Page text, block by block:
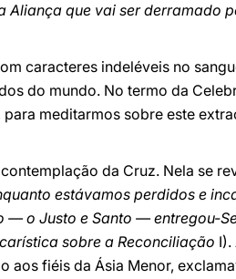
Aliança que vai ser derramado
caracteres indeléveis no
do mundo. No termo da
meditarmos sobre este
da Cruz. Nela se
estávamos perdidos e
— o Justo e Santo — entregou-
sobre a Reconciliação
aos fiéis da Ásia Menor,